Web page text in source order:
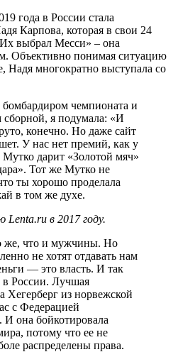
года в России стала
Карпова, которая в свои 24
выбрал Месси» – она
Объективно понимая ситуацию
Надя многократно выступала со
чемпионата и
я подумала: «И
конечно. Но даже сайт
У нас нет премий, как у
дарит «Золотой мяч»
Тот же Мутко не
ты хорошо проделала
в том же духе.
Lenta.ru в 2017 году.
же, что и мужчины. Но
не хотят отдавать нам
— это власть. И так
в России. Лучшая
Хегерберг из норвежской
с Федерацией
И она бойкотировала
потому что ее не
распределены права.